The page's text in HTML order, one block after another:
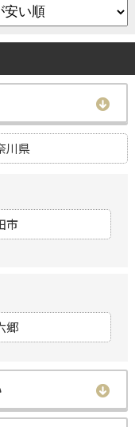
川県
市
郷